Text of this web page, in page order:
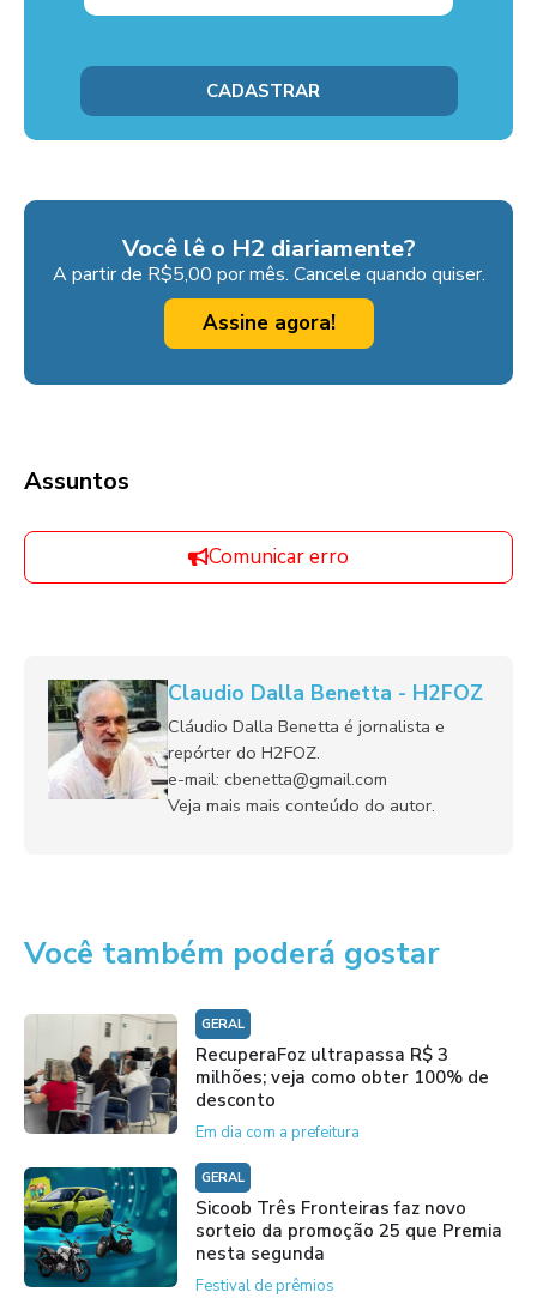
Você lê o H2 diariamente?
A partir de R$5,00 por mês. Cancele quando quiser.
Assine agora!
Assuntos
Comunicar erro
Claudio Dalla Benetta - H2FOZ
Cláudio Dalla Benetta é jornalista e
repórter do H2FOZ.
e-mail: cbenetta@gmail.com
Veja mais mais conteúdo do autor.
Você também poderá gostar
GERAL
RecuperaFoz ultrapassa R$ 3
milhões; veja como obter 100% de
desconto
Em dia com a prefeitura
GERAL
Sicoob Três Fronteiras faz novo
sorteio da promoção 25 que Premia
nesta segunda
Festival de prêmios